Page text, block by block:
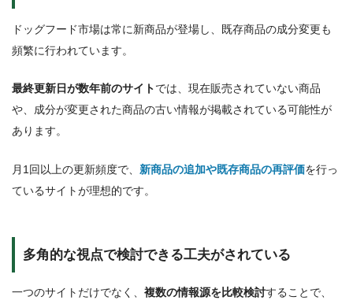
ドッグフード市場は常に新商品が登場し、既存商品の成分変更も
頻繁に行われています。
最終更新日が数年前のサイトでは、現在販売されていない商品
や、成分が変更された商品の古い情報が掲載されている可能性が
あります。
月1回以上の更新頻度で、 新商品の追加や既存商品の再評価を行っ
ているサイトが理想的です。
多角的な視点で検討できる工夫がされている
一つのサイトだけでなく、 複数の情報源を比較検討することで、